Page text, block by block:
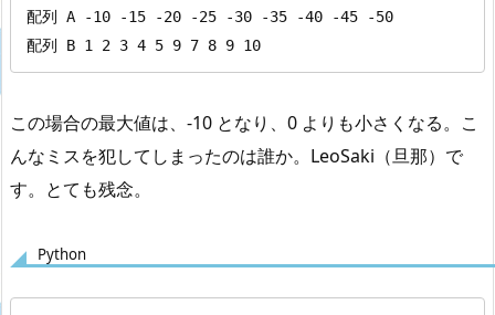
配列 A -10 -15 -20 -25 -30 -35 -40 -45 -50
配列 B 1 2 3 4 5 9 7 8 9 10
この場合の最大値は、-10 となり、0 よりも小さくなる。こ
んなミスを犯してしまったのは誰か。LeoSaki（旦那）で
す。とても残念。
Python